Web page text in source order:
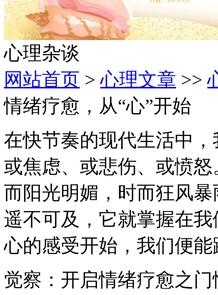
心理杂谈
网站首页 >心理文章 >>
情绪疗愈，从“心”开始
在快节奏的现代生活中
或焦虑、或悲伤、或愤
而阳光明媚，时而狂风
遥不可及，它就掌握在
心的感受开始，我们便
觉察：开启情绪疗愈之